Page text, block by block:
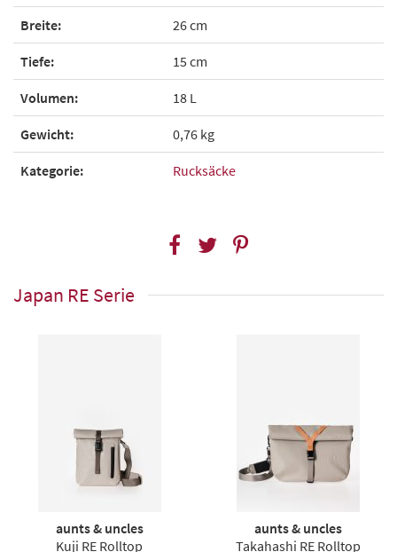
Breite: 26 cm
Tiefe: 15 cm
Volumen: 18 L
Gewicht: 0,76 kg
Kategorie: Rucksäcke
Japan RE Serie
aunts & uncles
Kuji RE Rolltop
aunts & uncles
Takahashi RE Rolltop